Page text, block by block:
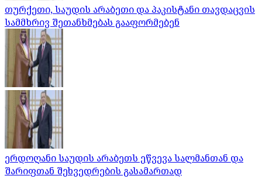
თურქეთი, საუდის არაბეთი და პაკისტანი თავდაცვის
სამმხრივ შეთანხმებას გააფორმებენ
ერდოღანი საუდის არაბეთს ეწვევა სალმანთან და
შარიფთან შეხვედრების გასამართად